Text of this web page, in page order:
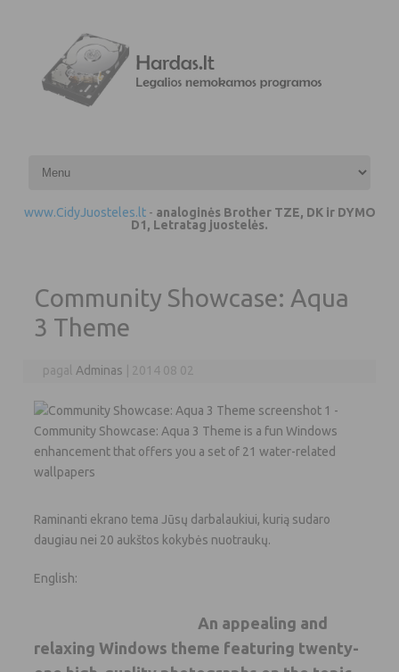
www.CidyJuosteles.lt- analoginės Brother TZE, DK ir DYMO
D1, Letratag juostelės.
Community Showcase: Aqua
3 Theme
pagal Adminas 2014 08 02
Raminanti ekrano tema Jūsų darbalaukiui, kurią sudaro
daugiau nei 20 aukštos kokybės nuotraukų.
English:
An appealing and
relaxing Windows theme featuring twenty-